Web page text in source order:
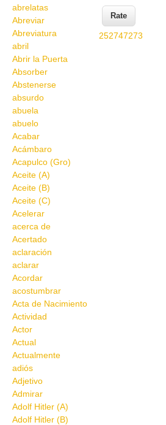
abrelatas
Abreviar
Abreviatura
abril
Abrir la Puerta
Absorber
Abstenerse
absurdo
abuela
abuelo
Acabar
Acámbaro
Acapulco (Gro)
Aceite (A)
Aceite (B)
Aceite (C)
Acelerar
acerca de
Acertado
aclaración
aclarar
Acordar
acostumbrar
Acta de Nacimiento
Actividad
Actor
Actual
Actualmente
adiós
Adjetivo
Admirar
Adolf Hitler (A)
Adolf Hitler (B)
252747273